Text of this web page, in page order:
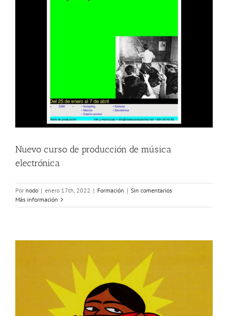
Nuevo curso de producción de música
electrónica
Por nodo | enero 17th, 2022 | Formación | Sin comentarios
Más información